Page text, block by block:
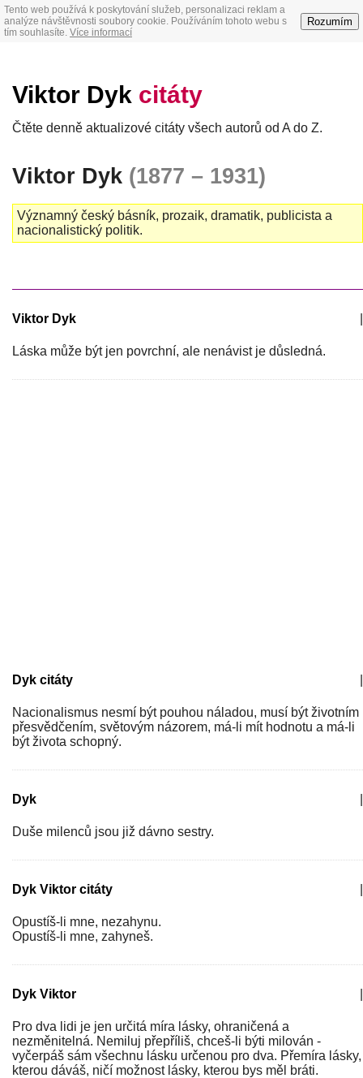
Tento web používá k poskytování služeb, personalizaci reklam a
analýze návštěvnosti soubory cookie. Používáním tohoto webu s
tím souhlasíte. Více informací
Rozumím
Viktor Dyk citáty
Čtěte denně aktualizové citáty všech autorů od A do Z.
Viktor Dyk (1877 – 1931)
Významný český básník, prozaik, dramatik, publicista a
nacionalistický politik.
Viktor Dyk
Láska může být jen povrchní, ale nenávist je důsledná.
Dyk citáty
Nacionalismus nesmí být pouhou náladou, musí být životním
přesvědčením, světovým názorem, má-li mít hodnotu a má-li
být života schopný.
Dyk
Duše milenců jsou již dávno sestry.
Dyk Viktor citáty
Opustíš-li mne, nezahynu.
Opustíš-li mne, zahyneš.
Dyk Viktor
Pro dva lidi je jen určitá míra lásky, ohraničená a
nezměnitelná. Nemiluj přepříliš, chceš-li býti milován -
vyčerpáš sám všechnu lásku určenou pro dva. Přemíra lásky,
kterou dáváš, ničí možnost lásky, kterou bys měl bráti.